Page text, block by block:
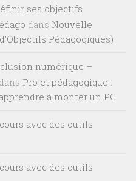
ses objectifs
dans Nouvelle
Pédagogiques)
numérique –
dans Projet pédagogique :
à monter un PC
avec des outils
avec des outils